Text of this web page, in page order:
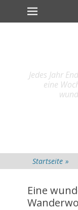
Weiter
zum
Primärmenu
Jedes Jahr
eine
Startseite »
Eine